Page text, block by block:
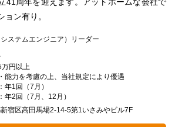
ン有り。
システムエンジニア）リーダー
万円以上
能力を考慮の上、当社規定により優遇
年1回（7月）
年2回（7月、12月）
宿区高田馬場2-14-5第1いさみやビル7F